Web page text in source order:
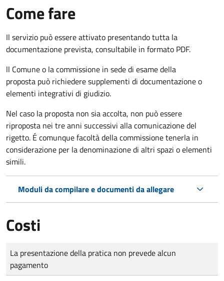
Come fare
Il servizio può essere attivato presentando tutta la
documentazione prevista, consultabile in formato PDF.
ll Comune o la commissione in sede di esame della
proposta può richiedere supplementi di documentazione o
elementi integrativi di giudizio.
Nel caso la proposta non sia accolta, non può essere
riproposta nei tre anni successivi alla comunicazione del
rigetto. É comunque facoltà della commissione tenerla in
considerazione per la denominazione di altri spazi o elementi
simili.
Moduli da compilare e documenti da allegare
Costi
Tipo di pagamento
Importo
La presentazione della pratica non prevede alcun
pagamento